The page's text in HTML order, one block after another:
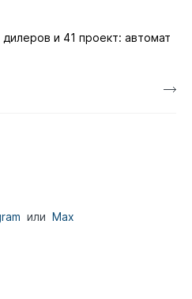
и 41 проект:
или Max